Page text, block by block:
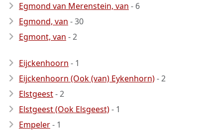
Egmond van Merenstein, van - 6
Egmond, van - 30
Egmont, van - 2
Eijckenhoorn - 1
Eijckenhoorn (Ook (van) Eykenhorn)- 2
Elstgeest- 2
Elstgeest (Ook Elsgeest)- 1
Empeler- 1